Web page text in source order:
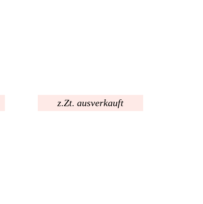
z.Zt. ausverkauft